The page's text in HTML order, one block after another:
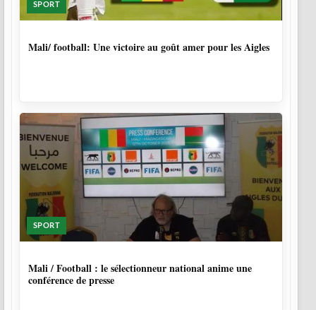
SPORT
Mali/ football: Une victoire au goût amer pour les Aigles
SPORT
Mali / Football : le sélectionneur national anime une
conférence de presse